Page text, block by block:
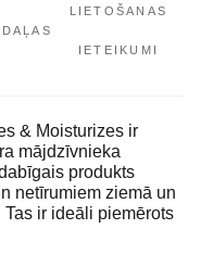
LIETOŠANAS
IETEIKUMI
& Moisturizes ir
mājdzīvnieka
produkts
netīrumiem ziemā un
ir ideāli piemērots